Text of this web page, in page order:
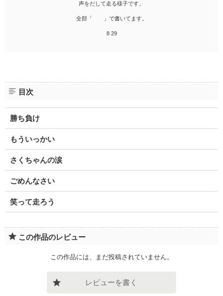
声をだして走る様子です。
全部「 」で書いてます。
8 29
目次
勝ち負け
もういっかい
さくちゃんの涙
ごめんなさい
笑って走ろう
この作品のレビュー
この作品には、まだ投稿されていません。
レビューを書く